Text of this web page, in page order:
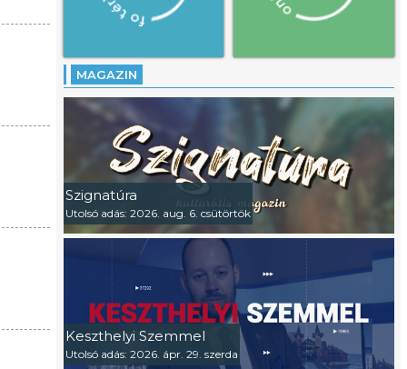
MAGAZIN
Szignatúra
Utolsó adás: 2026. aug. 6. csütörtök
Keszthelyi Szemmel
Utolsó adás: 2026. ápr. 29. szerda